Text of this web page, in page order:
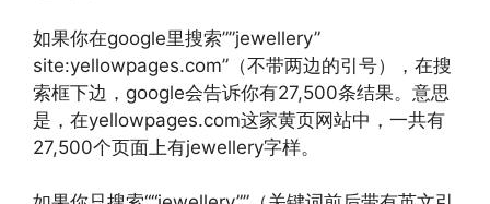
如果你在google里搜索””jewellery”
site:yellowpages.com”（不带两边的引号），在搜
索框下边，google会告诉你有27,500条结果。意思
是，在yellowpages.com这家黄页网站中，一共有
27,500个页面上有jewellery字样。